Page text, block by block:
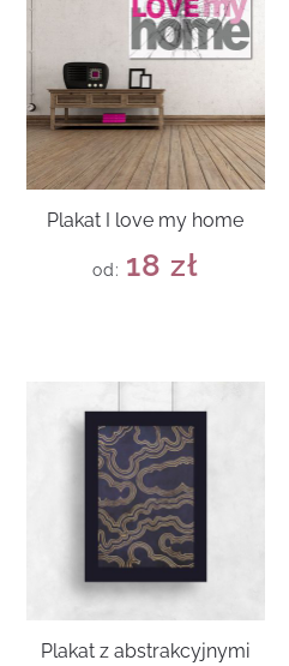
Plakat I love my home
od: 18zł
Plakat z abstrakcyjnymi